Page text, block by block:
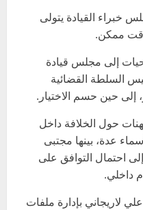
خبراء القيادة يتولى
ممكن.
إلى مجلس قيادة
السلطة القضائية
حين حسم الاختيار.
حول الخلافة داخل
عدة، بينها مجتبى
احتمال التوافق على
داخلي.
لاريجاني بإدارة ملفات